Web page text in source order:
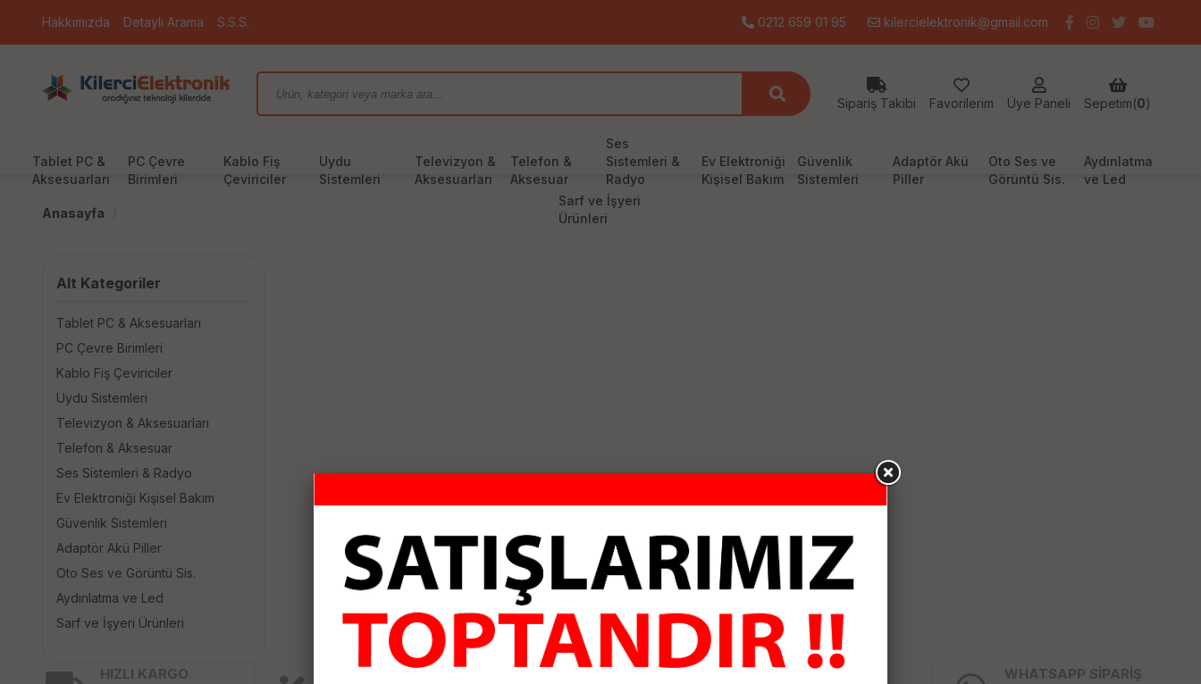
Hakkımızda Detaylı Arama S.S.S. 0212 659 01 95 kilercielektronik@gmail.com
Sipariş Takibi Favorilerim Üye Paneli Sepetim(0)
Tablet PC &
Aksesuarları
PC Çevre
Birimleri
Kablo Fiş
Çeviriciler
Uydu
Sistemleri
Televizyon &
Aksesuarları
Telefon &
Aksesuar
Ses
Sistemleri &
Radyo
Ev Elektroniği
Kişisel Bakım
Güvenlik
Sistemleri
Adaptör Akü
Piller
Oto Ses ve
Görüntü Sis.
Aydınlatma
ve Led
Sarf ve İşyeri
Ürünleri
Anasayfa
Alt Kategoriler
Tablet PC & Aksesuarları
PC Çevre Birimleri
Kablo Fiş Çeviriciler
Uydu Sistemleri
Televizyon & Aksesuarları
Telefon & Aksesuar
Ses Sistemleri & Radyo
Ev Elektroniği Kişisel Bakım
Güvenlik Sistemleri
Adaptör Akü Piller
Oto Ses ve Görüntü Sis.
Aydınlatma ve Led
Sarf ve İşyeri Ürünleri
HIZLI KARGO
KAMPANYALI
GÜVENLİ ÖDEME KOLAY İADE WHATSAPP SİPARİŞ